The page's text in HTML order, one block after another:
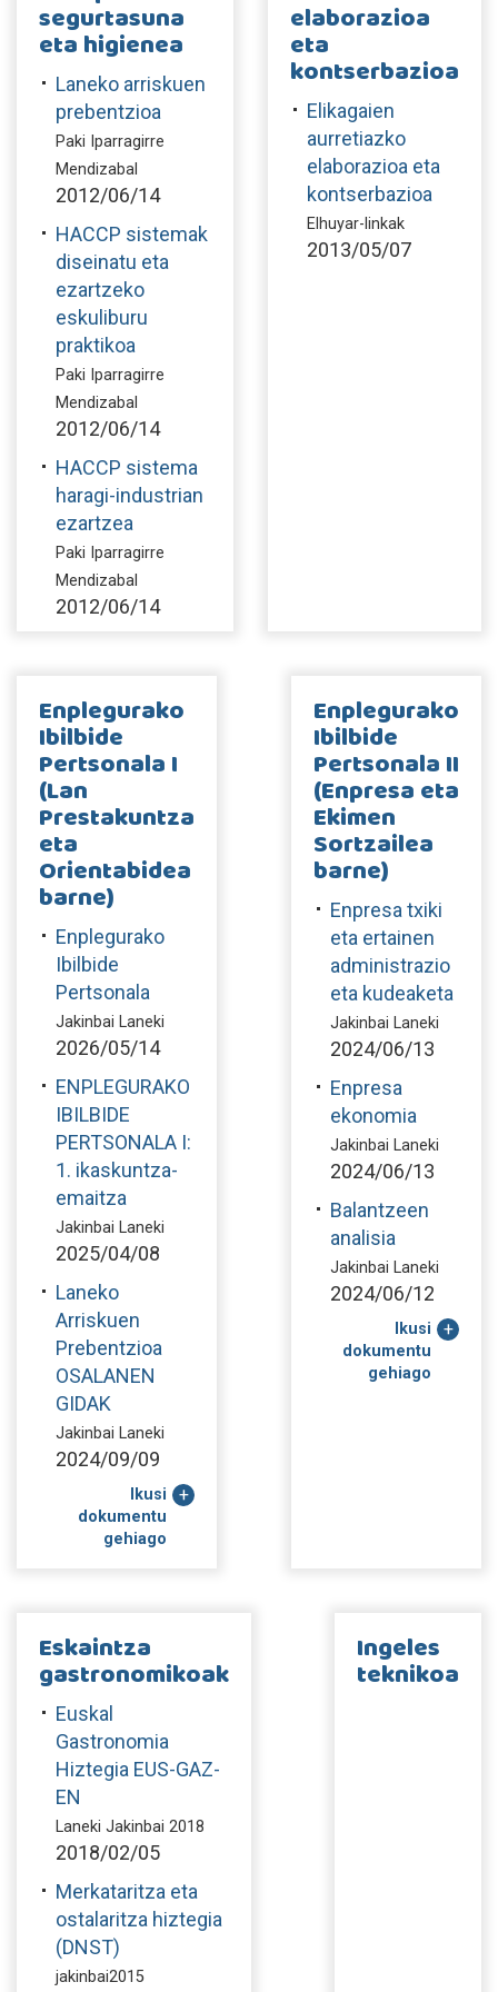
segurtasuna
eta higienea
Laneko arriskuen
prebentzioa
Paki Iparragirre
Mendizabal
2012/06/14
HACCP sistemak
diseinatu eta
ezartzeko
eskuliburu
praktikoa
Paki Iparragirre
Mendizabal
2012/06/14
HACCP sistema
haragi-industrian
ezartzea
Paki Iparragirre
Mendizabal
2012/06/14
elaborazioa
eta
kontserbazioa
Elikagaien
aurretiazko
elaborazioa eta
kontserbazioa
Elhuyar-linkak
2013/05/07
Enplegurako
Ibilbide
Pertsonala I
(Lan
Prestakuntza
eta
Orientabidea
barne)
Enplegurako
Ibilbide
Pertsonala
Jakinbai Laneki
2026/05/14
ENPLEGURAKO
IBILBIDE
PERTSONALA I:
1. ikaskuntza-
emaitza
Jakinbai Laneki
2025/04/08
Laneko
Arriskuen
Prebentzioa
OSALANEN
GIDAK
Jakinbai Laneki
2024/09/09
Ikusi
dokumentu
gehiago
Enplegurako
Ibilbide
Pertsonala II
(Enpresa eta
Ekimen
Sortzailea
barne)
Enpresa txiki
eta ertainen
administrazio
eta kudeaketa
Jakinbai Laneki
2024/06/13
Enpresa
ekonomia
Jakinbai Laneki
2024/06/13
Balantzeen
analisia
Jakinbai Laneki
2024/06/12
Ikusi
dokumentu
gehiago
Eskaintza
gastronomikoak
Euskal
Gastronomia
Hiztegia EUS-GAZ-
EN
Laneki Jakinbai 2018
2018/02/05
Merkataritza eta
ostalaritza hiztegia
(DNST)
jakinbai2015
Ingeles
teknikoa